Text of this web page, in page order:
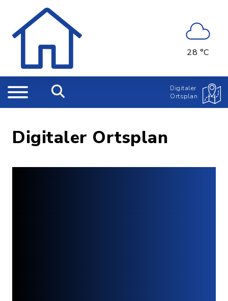
28 °C
Digitaler
Ortsplan
Digitaler Ortsplan